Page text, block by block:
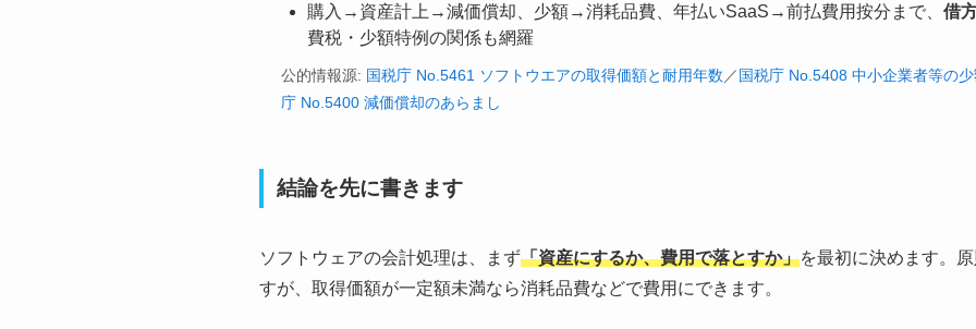
購入→資産計上→減価償却、少額→消耗品費、年払いSaaS→前払費用按分まで、 借
費税・少額特例の関係も網羅
公的情報源: 国税庁 No.5461 ソフトウエアの取得価額と耐用年数 ／国税庁 No.5408 中小企業者等の
庁 No.5400 減価償却のあらまし
結論を先に書きます
ソフトウェアの会計処理は、まず「資産にするか、費用で落とすか」を最初に決めます。
すが、取得価額が一定額未満なら消耗品費などで費用にできます。